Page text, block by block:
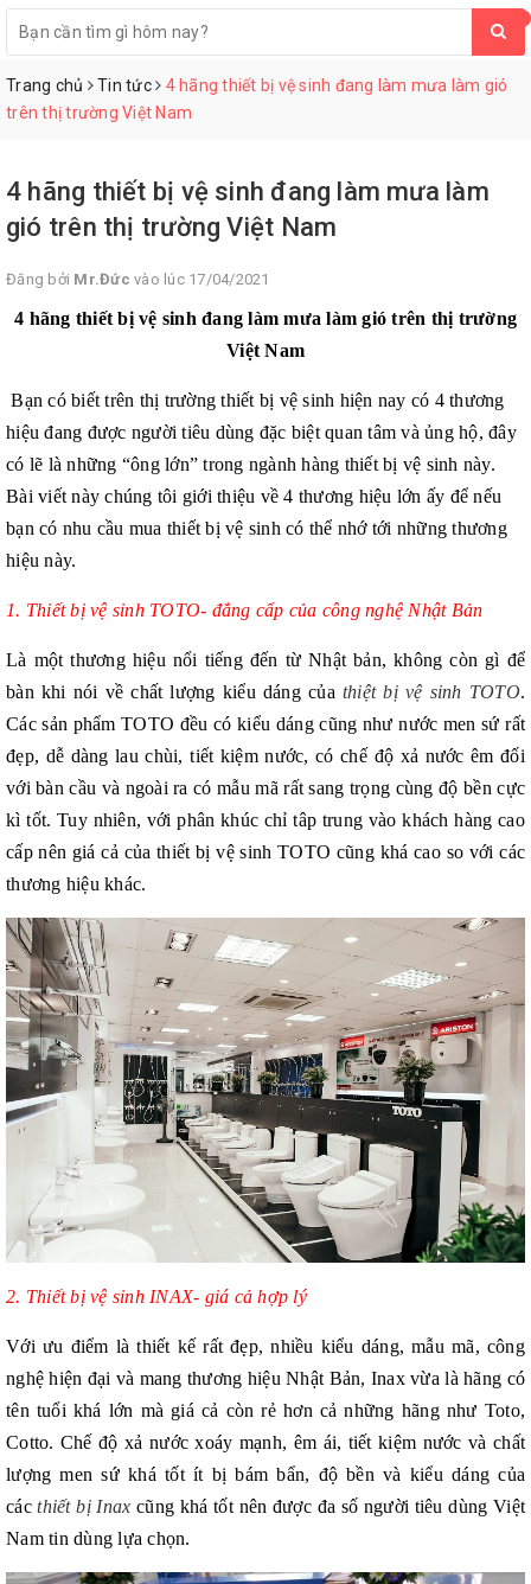
Trang chủ Tin tức
4 hãng thiết bị vệ sinh đang làm mưa làm gió
trên thị trường Việt Nam
4 hãng thiết bị vệ sinh đang làm mưa làm
gió trên thị trường Việt Nam
Đăng bởi Mr.Đức vào lúc 17/04/2021
4 hãng thiết bị vệ sinh đang làm mưa làm gió trên thị trường
Việt Nam
Bạn có biết trên thị trường thiết bị vệ sinh hiện nay có 4 thương
hiệu đang được người tiêu dùng đặc biệt quan tâm và ủng hộ, đây
có lẽ là những “ông lớn” trong ngành hàng thiết bị vệ sinh này.
Bài viết này chúng tôi giới thiệu về 4 thương hiệu lớn ấy để nếu
bạn có nhu cầu mua thiết bị vệ sinh có thể nhớ tới những thương
hiệu này.
1. Thiết bị vệ sinh TOTO- đẳng cấp của công nghệ Nhật Bản
Là một thương hiệu nổi tiếng đến từ Nhật bản, không còn gì để
bàn khi nói về chất lượng kiểu dáng của thiệt bị vệ sinh TOTO.
Các sản phẩm TOTO đều có kiểu dáng cũng như nước men sứ rất
đẹp, dễ dàng lau chùi, tiết kiệm nước, có chế độ xả nước êm đối
với bàn cầu và ngoài ra có mẫu mã rất sang trọng cùng độ bền cực
kì tốt. Tuy nhiên, với phân khúc chỉ tâp trung vào khách hàng cao
cấp nên giá cả của thiết bị vệ sinh TOTO cũng khá cao so với các
thương hiệu khác.
2. Thiết bị vệ sinh INAX- giá cả hợp lý
Với ưu điểm là thiết kế rất đẹp, nhiều kiểu dáng, mẫu mã, công
nghệ hiện đại và mang thương hiệu Nhật Bản, Inax vừa là hãng có
tên tuổi khá lớn mà giá cả còn rẻ hơn cả những hãng như Toto,
Cotto. Chế độ xả nước xoáy mạnh, êm ái, tiết kiệm nước và chất
lượng men sứ khá tốt ít bị bám bẩn, độ bền và kiểu dáng của
cácthiết bị Inax cũng khá tốt nên được đa số người tiêu dùng Việt
Nam tin dùng lựa chọn.